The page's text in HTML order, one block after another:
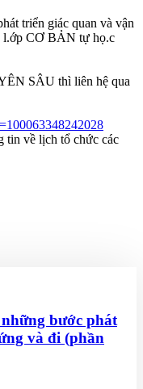
triển giác quan và vận
l.ớp CƠ BẢN tự họ.c
SÂU thì liên hệ qua
tin về lịch tổ chức các
những bước phát
và đi (phần